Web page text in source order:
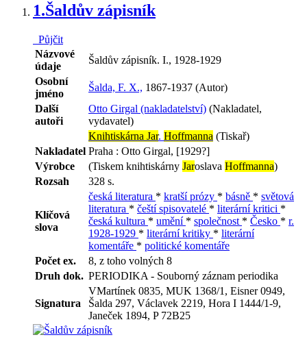
1.Šaldův zápisník
Půjčit
Názvové
údaje
Šaldův zápisník. I., 1928-1929
Osobní
jméno
Šalda, F. X., 1867-1937 (Autor)
Další
autoři
Otto Girgal (nakladatelství) (Nakladatel,
vydavatel)
Knihtiskárna Jar. Hoffmanna (Tiskař)
Nakladatel Praha : Otto Girgal, [1929?]
Výrobce
(Tiskem knihtiskárny Jaroslava Hoffmanna)
Rozsah
328 s.
Klíčová
slova
česká literatura * kratší prózy * básně * světová
literatura * čeští spisovatelé * literární kritici *
česká kultura * umění * společnost * Česko * r.
1928-1929 * literární kritiky * literární
komentáře * politické komentáře
Počet ex.
8, z toho volných 8
Druh dok. PERIODIKA - Souborný záznam periodika
Signatura
VMartínek 0835, MUK 1368/1, Eisner 0949,
Šalda 297, Václavek 2219, Hora I 1444/1-9,
Janeček 1894, P 72B25